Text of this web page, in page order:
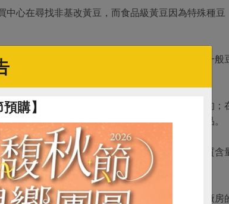
心在尋找非基改黃豆，而食品級黃豆因為特殊種豆
上有所區隔，更何況這類黃豆產量有限，因此一般
基因黃豆的推廣。
腐及傳統豆腐為主，品質在業界可是數一數二的；
非基因改造、食品級黃豆開發完全天然的豆製品。
白質含量更可達40%以上，比飼料級黃豆蛋白質含
氧化劑，堅持完整的天然理念。
備提昇邁進。黃老闆自豪說，如去參觀過名豐廠房
購】